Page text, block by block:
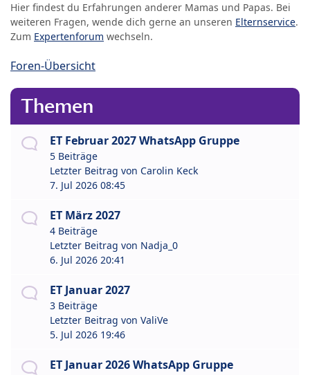
Hier findest du Erfahrungen anderer Mamas und Papas. Bei
weiteren Fragen, wende dich gerne an unseren Elternservice.
Zum Expertenforum wechseln.
Foren-Übersicht
Themen
ET Februar 2027 WhatsApp Gruppe
5 Beiträge
Letzter Beitrag von Carolin Keck
7. Jul 2026 08:45
ET März 2027
4 Beiträge
Letzter Beitrag von Nadja_0
6. Jul 2026 20:41
ET Januar 2027
3 Beiträge
Letzter Beitrag von ValiVe
5. Jul 2026 19:46
ET Januar 2026 WhatsApp Gruppe